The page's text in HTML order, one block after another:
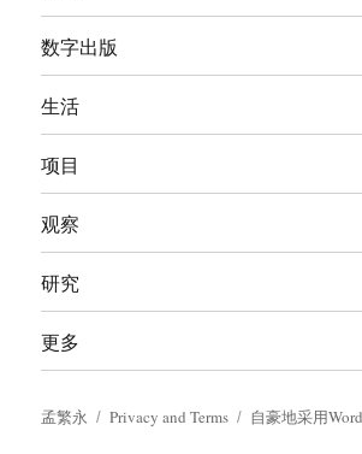
数字出版
生活
项目
观察
研究
更多
孟繁永 Privacy and Terms 自豪地采用